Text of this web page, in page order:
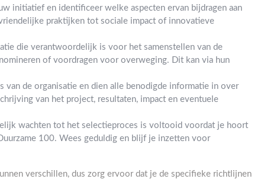
initiatief en identificeer welke aspecten ervan bijdragen aan
praktijken tot sociale impact of innovatieve
die verantwoordelijk is voor het samenstellen van de
of voordragen voor overweging. Dit kan via hun
van de organisatie en dien alle benodigde informatie in over
van het project, resultaten, impact en eventuele
wachten tot het selectieproces is voltooid voordat je hoort
100. Wees geduldig en blijf je inzetten voor
verschillen, dus zorg ervoor dat je de specifieke richtlijnen